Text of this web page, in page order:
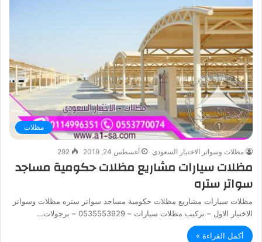
مظلات
مظلات وسواتر الاختيار السعودي أغسطس 24, 2019 292
مظلات سيارات مشاريع مظلات حكومية مساجد
سواتر ستره
مظلات سيارات مشاريع مظلات حكومية مساجد سواتر ستره مظلات وسواتر
الاختيار الاول – تركيب مظلات سيارات – 0535553929 – برجولات…
أكمل القراءة »